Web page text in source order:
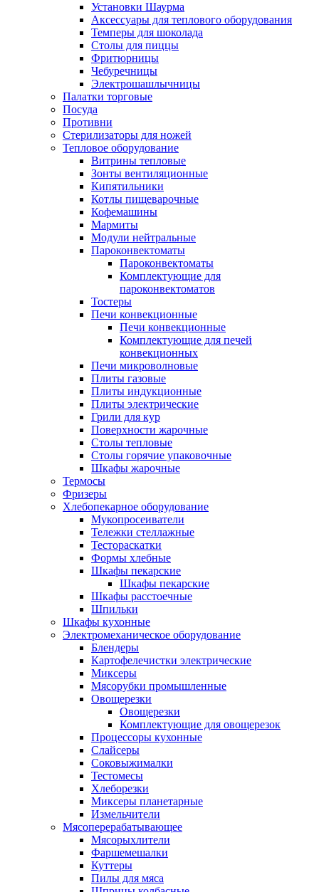
Установки Шаурма
Аксессуары для теплового оборудования
Темперы для шоколада
Столы для пиццы
Фритюрницы
Чебуречницы
Электрошашлычницы
Палатки торговые
Посуда
Противни
Стерилизаторы для ножей
Тепловое оборудование
Витрины тепловые
Зонты вентиляционные
Кипятильники
Котлы пищеварочные
Кофемашины
Мармиты
Модули нейтральные
Пароконвектоматы
Пароконвектоматы
Комплектующие для
пароконвектоматов
Тостеры
Печи конвекционные
Печи конвекционные
Комплектующие для печей
конвекционных
Печи микроволновые
Плиты газовые
Плиты индукционные
Плиты электрические
Грили для кур
Поверхности жарочные
Столы тепловые
Столы горячие упаковочные
Шкафы жарочные
Термосы
Фризеры
Хлебопекарное оборудование
Мукопросеиватели
Тележки стеллажные
Тестораскатки
Формы хлебные
Шкафы пекарские
Шкафы пекарские
Шкафы расстоечные
Шпильки
Шкафы кухонные
Электромеханическое оборудование
Блендеры
Картофелечистки электрические
Миксеры
Мясорубки промышленные
Овощерезки
Овощерезки
Комплектующие для овощерезок
Процессоры кухонные
Слайсеры
Соковыжималки
Тестомесы
Хлеборезки
Миксеры планетарные
Измельчители
Мясоперерабатывающее
Мясорыхлители
Фаршемешалки
Куттеры
Пилы для мяса